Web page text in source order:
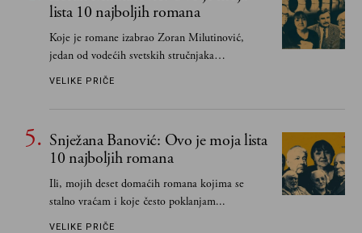
lista 10 najboljih romana
Koje je romane izabrao Zoran Milutinović,
jedan od vodećih svetskih stručnjaka
južnoslovenske književnosti
VELIKE PRIČE
Snježana Banović: Ovo je moja lista
10 najboljih romana
Ili, mojih deset domaćih romana kojima se
stalno vraćam i koje često poklanjam...
VELIKE PRIČE